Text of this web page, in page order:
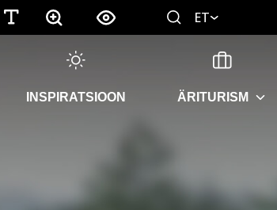
ET
INSPIRATSIOON ÄRITURISM